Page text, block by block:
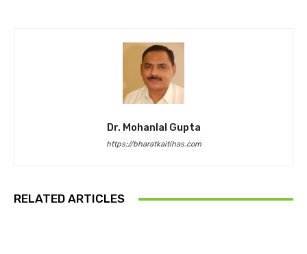
Dr. Mohanlal Gupta
https://bharatkaitihas.com
RELATED ARTICLES